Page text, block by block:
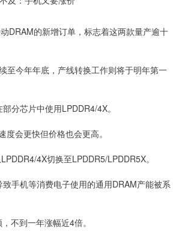
DRAM的新增订单，标志着这两款量产逾十
至今年年底，产线转换工作则将于明年第一
分芯片中使用LPDDR4/4X。
会更快但价格也会更高。
4X切换至LPDDR5/LPDDR5X。
手机等消费电子使用的通用DRAM产能被系
不到一年涨幅近4倍。